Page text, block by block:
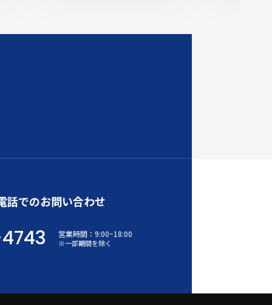
話でのお問い合わせ
営業時間： 9:00~18:00
※一部期間を除く